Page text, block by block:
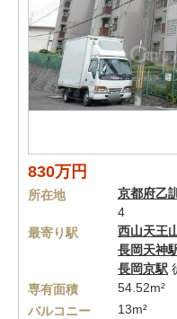
830万円
所在地 京都府乙
4
最寄り駅
西山天王
長岡天神
長岡京駅
専有面積
54.52m²
バルコニー
13m²